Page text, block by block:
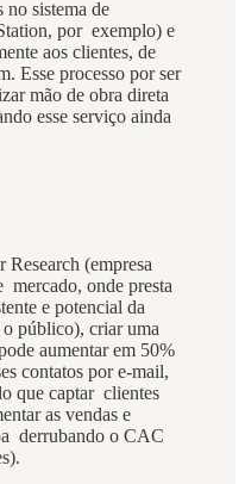
no sistema de
por exemplo) e
aos clientes, de
Esse processo por ser
mão de obra direta
esse serviço ainda
Research (empresa
mercado, onde presta
e potencial da
público), criar uma
aumentar em 50%
contatos por e-mail,
que captar clientes
as vendas e
derrubando o CAC